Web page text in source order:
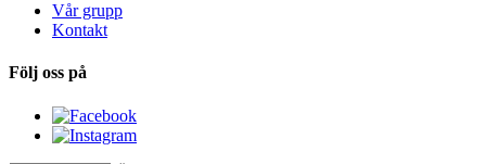
Vår grupp
Kontakt
Följ oss på